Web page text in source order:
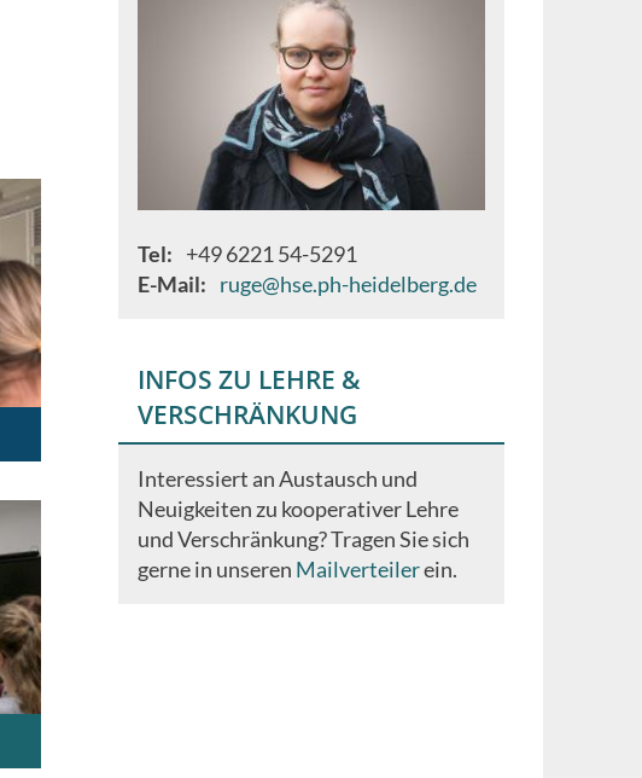
Tel
+49 6221 54-5291
E-Mail
ruge@hse.ph-heidelberg.de
INFOS ZU LEHRE &
VERSCHRÄNKUNG
Interessiert an Austausch und
Neuigkeiten zu kooperativer Lehre
und Verschränkung? Tragen Sie sich
gerne in unseren Mailverteilerein.